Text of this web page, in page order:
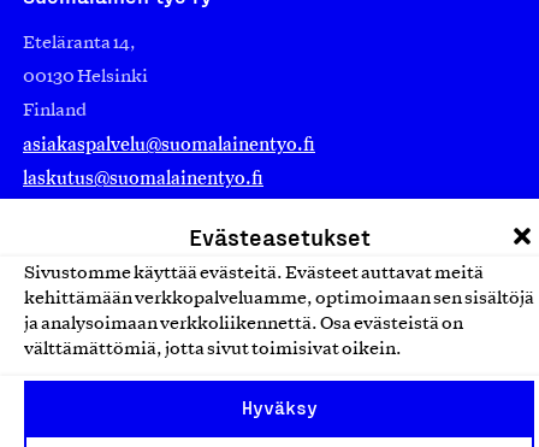
Evästeasetukset
Sivustomme käyttää evästeitä. Evästeet auttavat meitä
kehittämään verkkopalveluamme, optimoimaan sen sisältöjä
ja analysoimaan verkkoliikennettä. Osa evästeistä on
välttämättömiä, jotta sivut toimisivat oikein.
Hyväksy
Eteläranta 14,
00130 Helsinki
Finland
asiakaspalvelu@suomalainentyo.fi
laskutus@suomalainentyo.fi
Avainlippu
Design From Finland